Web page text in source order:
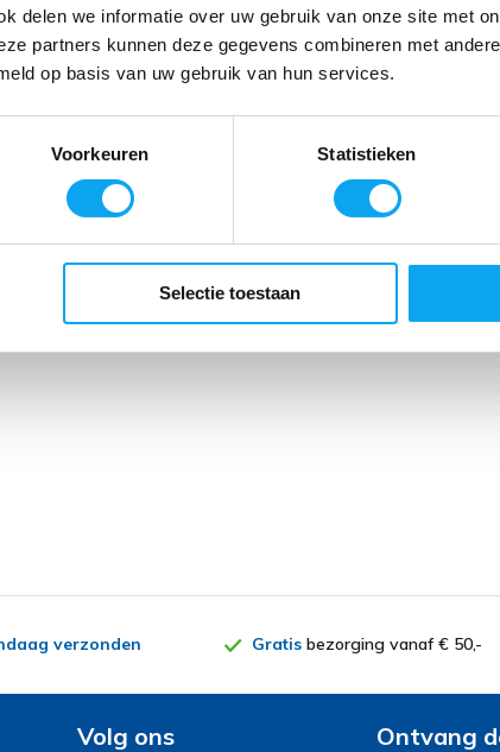
delen we informatie over uw gebruik van onze site met
partners kunnen deze gegevens combineren met
op basis van uw gebruik van hun services.
Voorkeuren Statistieken
Selectie toestaan
verzonden Gratisbezorging vanaf € 50,-
Volg ons Ontvang